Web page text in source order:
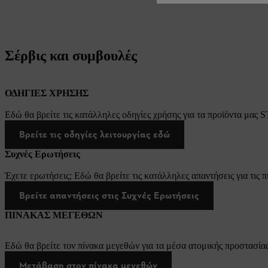
Σέρβις και συμβουλές
ΟΔΗΓΙΕΣ ΧΡΗΣΗΣ
Εδώ θα βρείτε τις κατάλληλες οδηγίες χρήσης για τα προϊόντα μας
Βρείτε τις οδηγίες λειτουργίας εδώ
Συχνές Ερωτήσεις
Έχετε ερωτήσεις; Εδώ θα βρείτε τις κατάλληλες απαντήσεις για τις
Βρείτε απαντήσεις στις Συχνές Ερωτήσεις
ΠΙΝΑΚΑΣ ΜΕΓΕΘΩΝ
Εδώ θα βρείτε τον πίνακα μεγεθών για τα μέσα ατομικής
Μετάβαση στον πίνακα μεγεθών